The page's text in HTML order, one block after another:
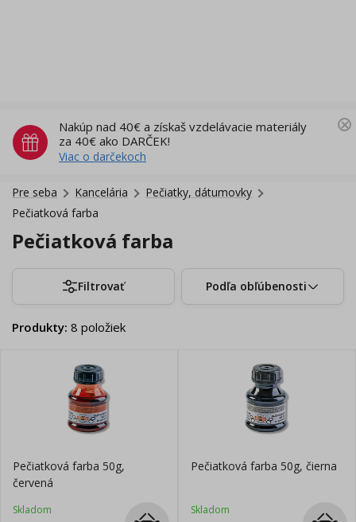
Nakúp nad 40€ a získaš vzdelávacie materiály
za 40€ ako DARČEK!
Viac o darčekoch
Pre seba Kancelária
Pečiatky, dátumovky
Pečiatková farba
Pečiatková farba
Filtrovať Podľa obľúbenosti
Produkty: 8 položiek
Pečiatková farba 50g,
červená
Skladom
Pečiatková farba 50g, čierna
Skladom